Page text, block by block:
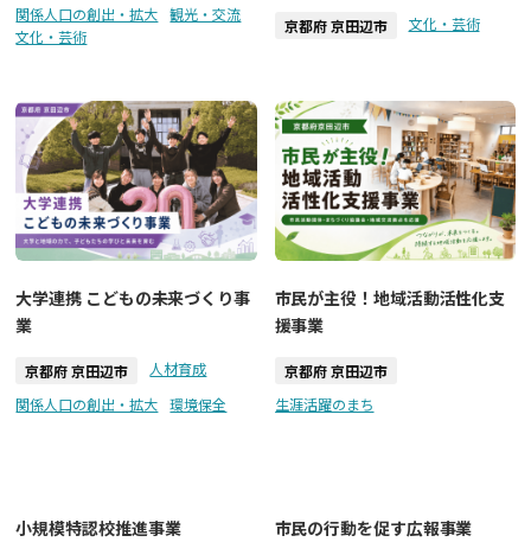
関係人口の創出・拡大
観光・交流
文化・芸術
京都府 京田辺市 文化・芸術
大学連携 こどもの未来づくり事
業
京都府 京田辺市
人材育成
関係人口の創出・拡大
環境保全
市民が主役！地域活動活性化支
援事業
京都府 京田辺市
生涯活躍のまち
小規模特認校推進事業 市民の行動を促す広報事業